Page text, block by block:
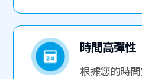
時間高彈性
根據您的時